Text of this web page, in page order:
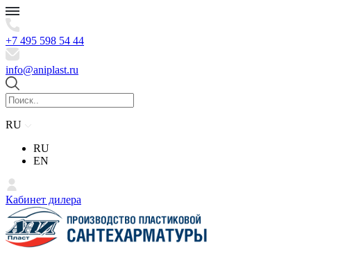
+7 495 598 54 44
info@aniplast.ru
RU
RU
EN
Кабинет дилера